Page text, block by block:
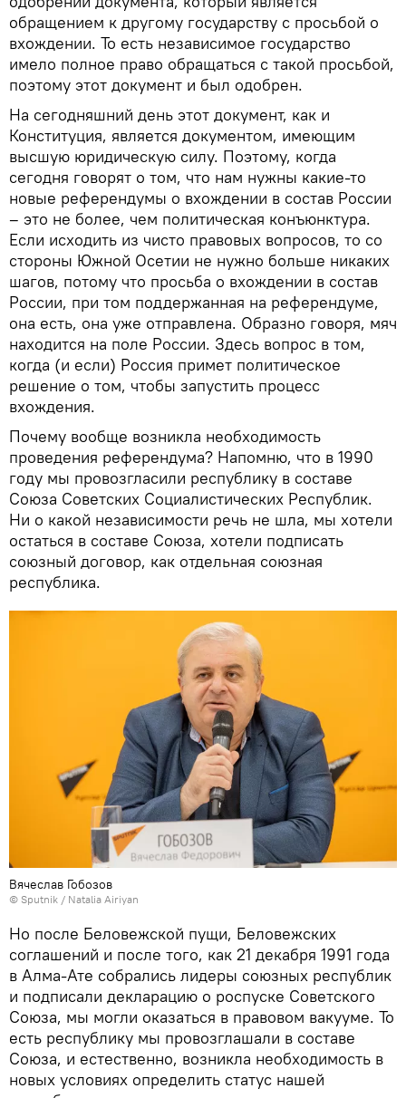
обращением к другому государству с просьбой о
вхождении. То есть независимое государство
имело полное право обращаться с такой просьбой,
поэтому этот документ и был одобрен.
На сегодняшний день этот документ, как и
Конституция, является документом, имеющим
высшую юридическую силу. Поэтому, когда
сегодня говорят о том, что нам нужны какие-то
новые референдумы о вхождении в состав России
– это не более, чем политическая конъюнктура.
Если исходить из чисто правовых вопросов, то со
стороны Южной Осетии не нужно больше никаких
шагов, потому что просьба о вхождении в состав
России, при том поддержанная на референдуме,
она есть, она уже отправлена. Образно говоря, мяч
находится на поле России. Здесь вопрос в том,
когда (и если) Россия примет политическое
решение о том, чтобы запустить процесс
вхождения.
Почему вообще возникла необходимость
проведения референдума? Напомню, что в 1990
году мы провозгласили республику в составе
Союза Советских Социалистических Республик.
Ни о какой независимости речь не шла, мы хотели
остаться в составе Союза, хотели подписать
союзный договор, как отдельная союзная
республика.
Вячеслав Гобозов
© Sputnik / Natalia Airiyan
Но после Беловежской пущи, Беловежских
соглашений и после того, как 21 декабря 1991 года
в Алма-Ате собрались лидеры союзных республик
и подписали декларацию о роспуске Советского
Союза, мы могли оказаться в правовом вакууме. То
есть республику мы провозглашали в составе
Союза, и естественно, возникла необходимость в
новых условиях определить статус нашей